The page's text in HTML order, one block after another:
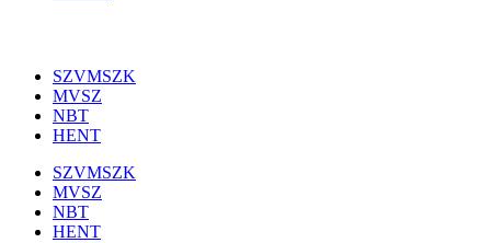
SZVMSZK
MVSZ
NBT
HENT
SZVMSZK
MVSZ
NBT
HENT